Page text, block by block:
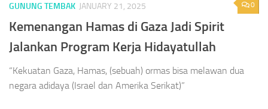
0
GUNUNG TEMBAK JANUARY 21, 2025
Kemenangan Hamas di Gaza Jadi Spirit
Jalankan Program Kerja Hidayatullah
“Kekuatan Gaza, Hamas, (sebuah) ormas bisa melawan dua
negara adidaya (Israel dan Amerika Serikat)”